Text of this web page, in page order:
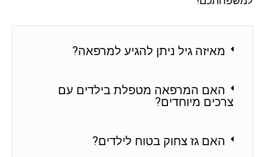
מאיזה גיל ניתן להגיע למרפאה?
האם המרפאה מטפלת בילדים עם
צרכים מיוחדים?
האם גז צחוק בטוח לילדים?